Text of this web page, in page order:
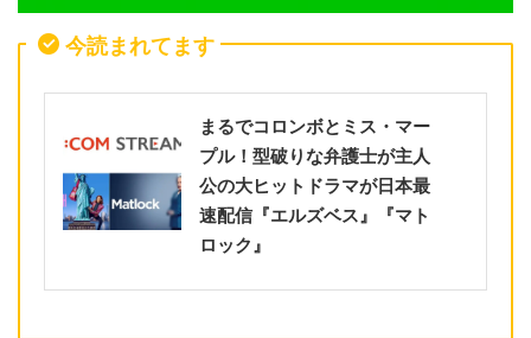
今読まれてます
まるでコロンボとミス・マー
プル！型破りな弁護士が主人
公の大ヒットドラマが日本最
速配信『エルズベス』『マト
ロック』